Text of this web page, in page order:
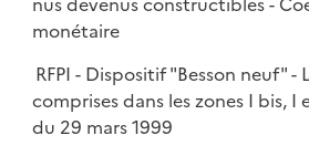
monétaire
RFPI - Dispositif "Besson neuf" -
comprises dans les zones I bis,
du 29 mars 1999